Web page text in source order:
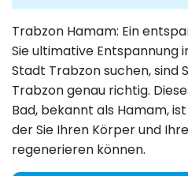
Trabzon Hamam: Ein
Sie ultimative Entspannung
Stadt Trabzon suchen, sind
Trabzon genau richtig.
Bad, bekannt als Hamam,
der Sie Ihren Körper und
regenerieren können.